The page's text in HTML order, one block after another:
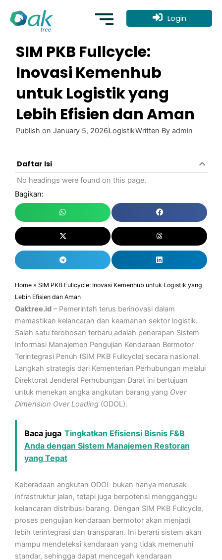
content
Login
SIM PKB Fullcycle:
Inovasi Kemenhub
untuk Logistik yang
Lebih Efisien dan Aman
Publish on January 5, 2026LogistikWritten By admin
Daftar Isi
No headings were found on this page.
Bagikan:
Home » SIM PKB Fullcycle: Inovasi Kemenhub untuk Logistik yang
Lebih Efisien dan Aman
Oaktree.id – Pemerintah terus berinovasi dalam
memastikan kelancaran dan keamanan sektor logistik.
Salah satu terobosan terbaru adalah penerapan Sistem
Informasi Manajemen Pengujian Kendaraan Bermotor
Terintegrasi Penuh (SIM PKB Fullcycle) secara nasional.
Langkah strategis dari Kementerian Perhubungan melalui
Direktorat Jenderal Perhubungan Darat ini bertujuan
untuk menekan angka angkutan barang yang Over
Dimension Over Loading (ODOL).
Baca juga Tingkatkan Efisiensi Bisnis F&B
Anda dengan Sistem Manajemen Restoran
yang Tepat
Keberadaan angkutan ODOL bukan hanya merusak
infrastruktur jalan, tetapi juga berpotensi mengganggu
kelancaran distribusi barang. Dengan SIM PKB Fullcycle,
proses pengujian kendaraan bermotor akan menjadi
lebih terintegrasi dan transparan. Ini berarti sistem akan
mampu mendeteksi kendaraan yang tidak memenuhi
standar, sehingga dapat mencegah kendaraan